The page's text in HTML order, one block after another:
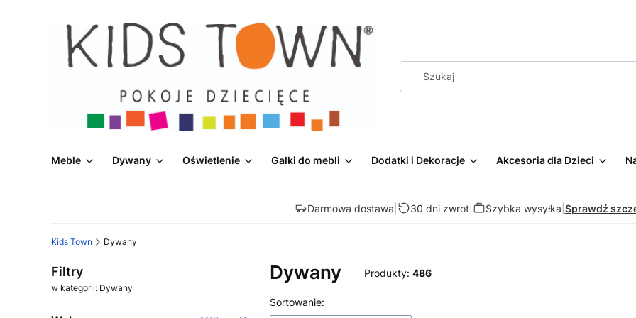
Meble Dywany Oświetlenie Gałki do mebli Dodatki i Dekoracje Akcesoria dla Dzieci
Darmowa dostawa 30 dni zwrot| Szybka wysyłka Sprawdź
Kids Town Dywany
Filtry
w kategorii: Dywany
Dywany Produkty: 486
Lista produktów
Sortowanie: